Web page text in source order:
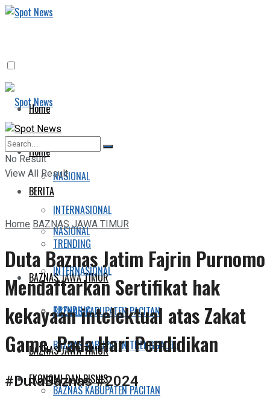
Home
BERITA
NASIONAL
INTERNASIONAL
TRENDING
BAZNAS JAWA TIMUR
BAZNAS KABUPATEN PACITAN
BAZNAS KABUPATEN TRENGGALEK
EKONOMI DAN BISNIS
Home
BERITA
NASIONAL
INTERNASIONAL
TRENDING
BAZNAS JAWA TIMUR
BAZNAS KABUPATEN PACITAN
No Result
View All Result
HomeBAZNAS JAWA TIMUR
Duta Baznas Jatim Fajrin Purnomo
Mendaftarkan Sertifikat hak
kekayaan intelektual atas Zakat
Game. Pada Hari Pendidikan
#DutaBaznas #2024